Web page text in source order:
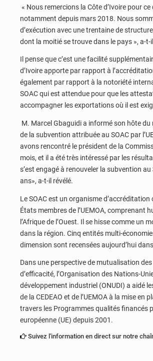
« Nous remercions la Côte d’Ivoire pour
notamment depuis mars 2018. Nous
d’exécution avec une trentaine de
dont la moitié se trouve dans le pays », a-t-
Il pense que c’est une facilité
d’Ivoire apporte par rapport à
également par rapport à la notoriété
SOAC qui est attendue pour que les
accompagner les exportations où il est
M. Marcel Gbaguidi a informé son hôte du
de la subvention attribuée au SOAC par
avons rencontré le président de la
mois, et il a été très intéressé par les
s’est engagé à renouveler la subvention
ans», a-t-il révélé.
Le SOAC est un organisme
États membres de l’UEMOA, comprenant
l’Afrique de l’Ouest. Il se hisse comme un
dans la région. Cinq entités multi-
dimension sont recensées aujourd’hui
Dans une perspective de mutualisation
d’efficacité, l’Organisation des Nations-
développement industriel (ONUDI) a aidé
de la CEDEAO et de l’UEMOA à la mise en
travers les Programmes qualités financés
européenne (UE) depuis 2001.
Suivez l'information en direct sur notre